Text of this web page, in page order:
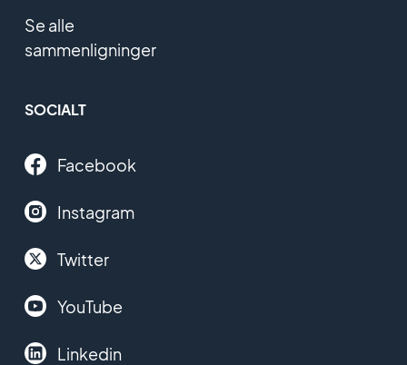
Se alle
sammenligninger
SOCIALT
Facebook
Instagram
Twitter
YouTube
Linkedin